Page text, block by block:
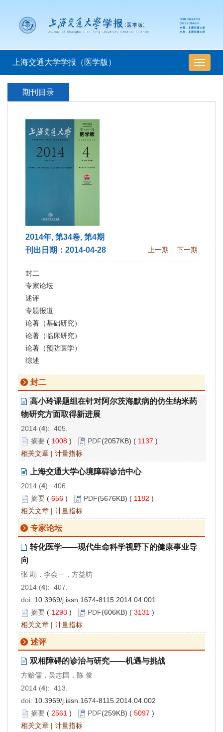
导
航
上海交通大学学报（医学版）
期刊目录
2014年, 第34卷, 第4期
刊出日期：2014-04-28
上一期 下一期
封二
专家论坛
述评
专题报道
论著（基础研究）
论著（临床研究）
论著（预防医学）
综述
封二
高小玲课题组在针对阿尔茨海默病的仿生纳米药
物研究方面取得新进展
2014 (4): 405.
摘要 ( 1008 ) PDF(2057KB) ( 1137 )
相关文章 | 计量指标
上海交通大学心境障碍诊治中心
2014 (4): 406.
摘要 ( 656 ) PDF(5676KB) ( 1182 )
相关文章 | 计量指标
专家论坛
转化医学——现代生命科学视野下的健康事业导
向
张 勘，李会一，方益昉
2014 (4): 407.
doi: 10.3969/j.issn.1674-8115.2014.04.001
摘要 ( 1293 ) PDF(606KB) ( 3131 )
相关文章 | 计量指标
述评
双相障碍的诊治与研究——机遇与挑战
方贻儒，吴志国，陈 俊
2014 (4): 413.
doi: 10.3969/j.issn.1674-8115.2014.04.002
摘要 ( 2561 ) PDF(259KB) ( 5097 )
相关文章 | 计量指标